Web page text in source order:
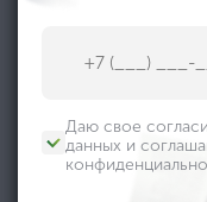
03
Специалист сдаёт
аккредитованном
04
Даю свое
данных и